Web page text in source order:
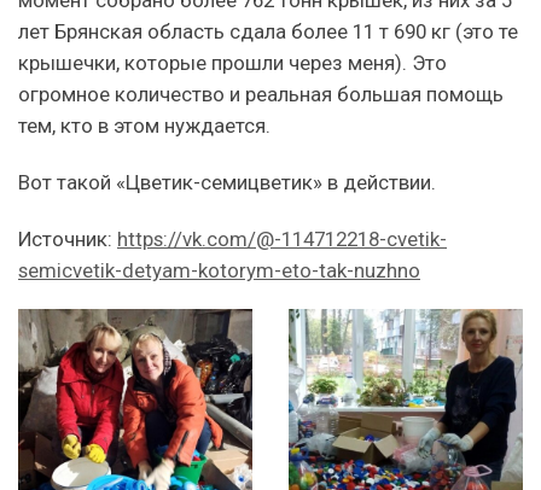
лет Брянская область сдала более 11 т 690 кг (это те
крышечки, которые прошли через меня). Это
огромное количество и реальная большая помощь
тем, кто в этом нуждается.
Вот такой «Цветик-семицветик» в действии.
Источник: https://vk.com/@-114712218-cvetik-
semicvetik-detyam-kotorym-eto-tak-nuzhno